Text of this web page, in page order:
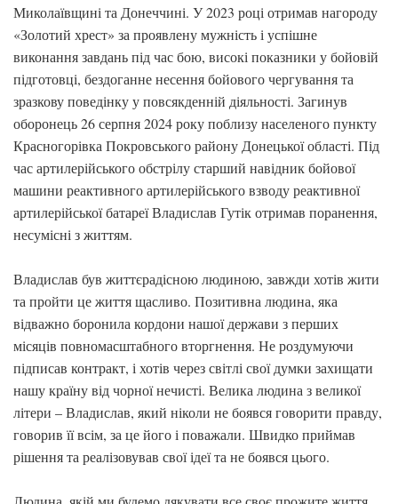
Миколаївщині та Донеччині. У 2023 році отримав нагороду
«Золотий хрест» за проявлену мужність і успішне
виконання завдань під час бою, високі показники у бойовій
підготовці, бездоганне несення бойового чергування та
зразкову поведінку у повсякденній діяльності. Загинув
оборонець 26 серпня 2024 року поблизу населеного пункту
Красногорівка Покровського району Донецької області. Під
час артилерійського обстрілу старший навідник бойової
машини реактивного артилерійського взводу реактивної
артилерійської батареї Владислав Гутік отримав поранення,
несумісні з життям.
Владислав був життєрадісною людиною, завжди хотів жити
та пройти це життя щасливо. Позитивна людина, яка
відважно боронила кордони нашої держави з перших
місяців повномасштабного вторгнення. Не роздумуючи
підписав контракт, і хотів через світлі свої думки захищати
нашу країну від чорної нечисті. Велика людина з великої
літери – Владислав, який ніколи не боявся говорити правду,
говорив її всім, за це його і поважали. Швидко приймав
рішення та реалізовував свої ідеї та не боявся цього.